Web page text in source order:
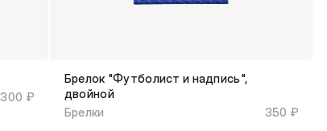
300 ₽
Брелок "Футболист и надпись",
двойной
Брелки
350 ₽